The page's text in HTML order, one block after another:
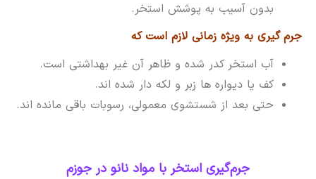
بدون آسیب به پوشش استخر.
جرم گیری به ویژه زمانی لازم است که
آب استخر کدر شده و ظاهر آن غیر بهداشتی است.
کف یا دیواره ها زبر و لکه دار شده اند.
حتی بعد از شستشوی معمولی، رسوبات باقی مانده اند.
جرم‌گیری استخر با مواد نانو در جوزم